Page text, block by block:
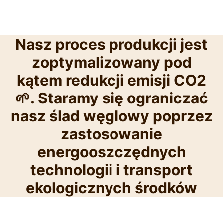
Nasz proces produkcji jest
zoptymalizowany pod
kątem redukcji emisji CO2
🌱. Staramy się ograniczać
nasz ślad węglowy poprzez
zastosowanie
energooszczędnych
technologii i transport
ekologicznych środków